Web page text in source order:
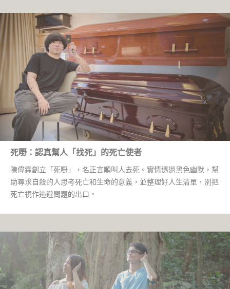
死嘢：認真幫人「找死」的死亡使者
陳偉霖創立「死嘢」，名正言順叫人去死。實情透過黑色幽默，幫
助尋求自殺的人思考死亡和生命的意義，並整理好人生清單，別把
死亡視作逃避問題的出口。